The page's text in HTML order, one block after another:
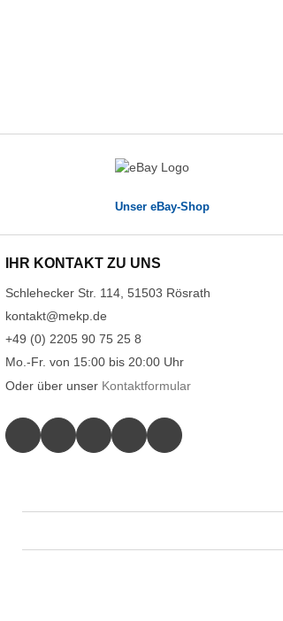
Unser eBay-Shop
IHR KONTAKT ZU UNS
Schlehecker Str. 114, 51503 Rösrath
kontakt@mekp.de
+49 (0) 2205 90 75 25 8
Mo.-Fr. von 15:00 bis 20:00 Uhr
Oder über unser Kontaktformular